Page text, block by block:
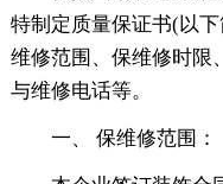
特制定质量保证书(以
维修范围、保维修时限
与维修电话等。
一、 保维修范围：